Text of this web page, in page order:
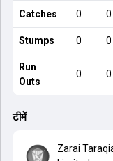
Catches 0 0
Stumps 0 0
Run
Outs
0 0
टीमें
Zarai